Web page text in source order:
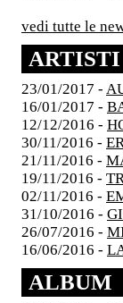
vedi tutte le
ARTISTI
23/01/2017 -
16/01/2017 -
12/12/2016 -
30/11/2016 -
21/11/2016 -
19/11/2016 -
02/11/2016 -
31/10/2016 -
26/07/2016 -
16/06/2016 -
ALBUM